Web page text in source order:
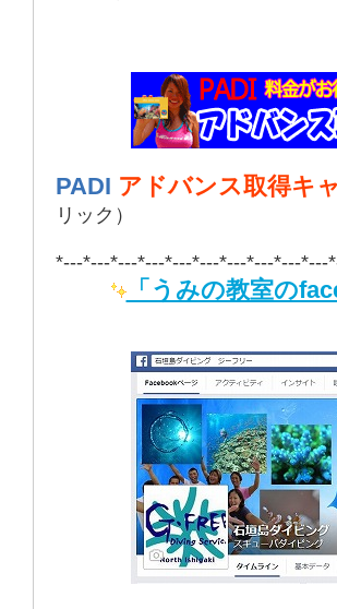
PADI アドバンス取得キ
リック）
*---*---*---*---*---*---*---*---*---*---
「うみの教室の